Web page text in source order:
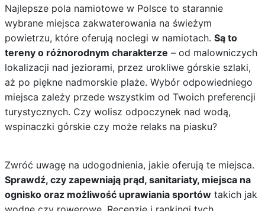
Najlepsze pola namiotowe w Polsce to starannie
wybrane miejsca zakwaterowania na świeżym
powietrzu, które oferują noclegi w namiotach. Są to
tereny o różnorodnym charakterze – od malowniczych
lokalizacji nad jeziorami, przez urokliwe górskie szlaki,
aż po piękne nadmorskie plaże. Wybór odpowiedniego
miejsca zależy przede wszystkim od Twoich preferencji
turystycznych. Czy wolisz odpoczynek nad wodą,
wspinaczki górskie czy może relaks na piasku?
Zwróć uwagę na udogodnienia, jakie oferują te miejsca.
Sprawdź, czy zapewniają prąd, sanitariaty, miejsca na
ognisko oraz możliwość uprawiania sportówtakich jak